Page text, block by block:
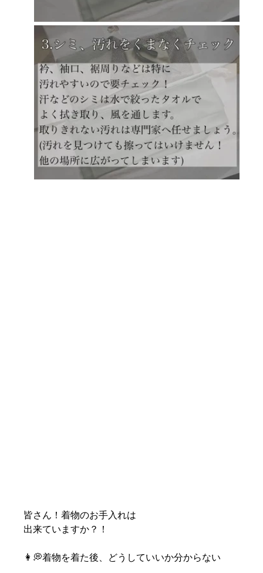
皆さん！着物のお手入れは
出来ていますか？！
👩💭着物を着た後、どうしていいか分からない